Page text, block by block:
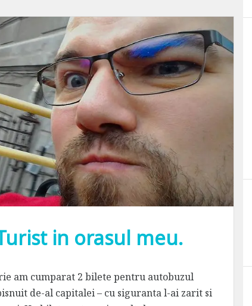
in orasul meu.
am cumparat 2 bilete pentru autobuzul
de-al capitalei – cu siguranta l-ai zarit si